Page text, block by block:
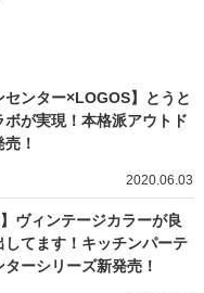
センター×LOGOS】とうと
ボが実現！本格派アウトド
！
2020.06.03
】ヴィンテージカラーが良
してます！キッチンパーテ
ターシリーズ新発売！